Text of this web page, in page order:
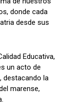
donde cada
desde sus
Educativa,
un acto de
destacando la
marense,